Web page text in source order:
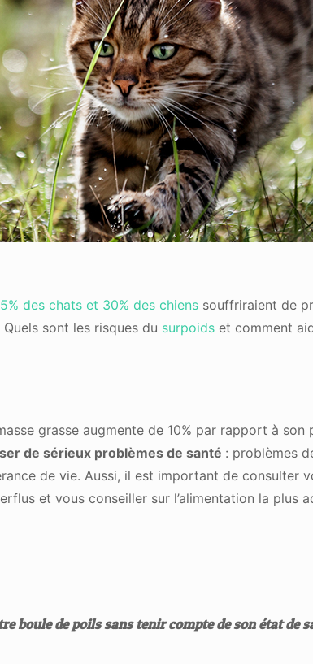
des chats et 30% des chiens souffriraient de
sont les risques du surpoidset comment
grasse augmente de 10% par rapport à
de sérieux problèmes de santé : problèmes
de vie. Aussi, il est important de
et vous conseiller sur l’alimentation la plus
boule de poils sans tenir compte de son état de